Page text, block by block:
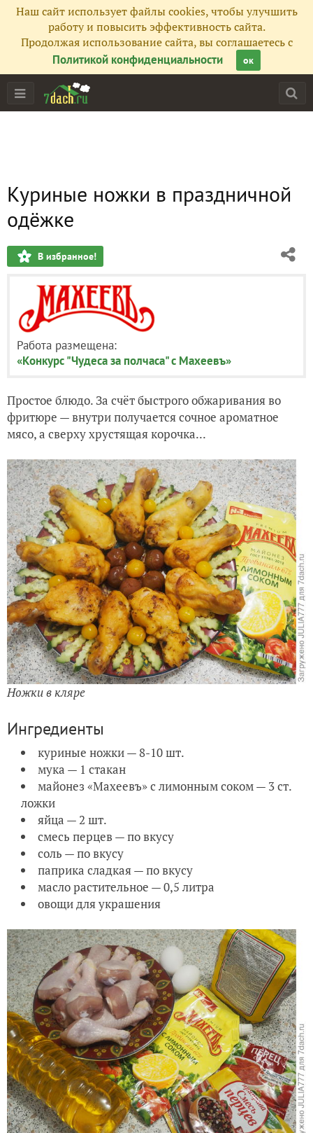
Наш сайт использует файлы cookies, чтобы улучшить
работу и повысить эффективность сайта.
Продолжая использование сайта, вы соглашаетесь с
Политикой конфиденциальности
ок
Куриные ножки в праздничной
одёжке
В избранное!
Работа размещена:
«Конкурс "Чудеса за полчаса" с Махеевъ»
Простое блюдо. За счёт быстрого обжаривания во
фритюре — внутри получается сочное ароматное
мясо, а сверху хрустящая корочка...
Ножки в кляре
Ингредиенты
куриные ножки — 8-10 шт.
мука — 1 стакан
майонез «Махеевъ» с лимонным соком — 3 ст.
ложки
яйца — 2 шт.
смесь перцев — по вкусу
соль — по вкусу
паприка сладкая — по вкусу
масло растительное — 0,5 литра
овощи для украшения